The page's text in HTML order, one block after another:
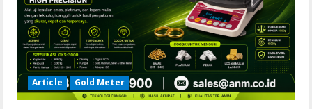
Article Gold Meter